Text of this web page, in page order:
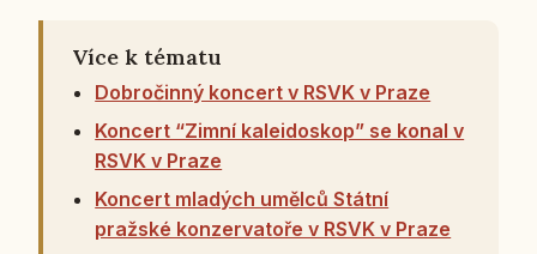
Více k tématu
Dobročinný koncert v RSVK v Praze
Koncert “Zimní kaleidoskop” se konal v
RSVK v Praze
Koncert mladých umělců Státní
pražské konzervatoře v RSVK v Praze